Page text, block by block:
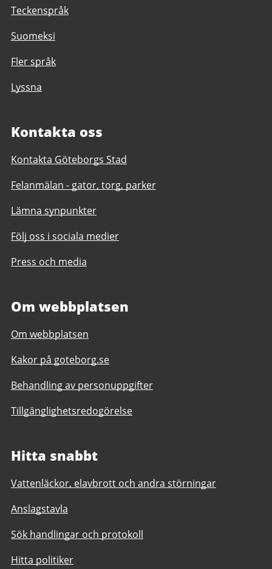
Teckenspråk
Suomeksi
Fler språk
Lyssna
Kontakta oss
Kontakta Göteborgs Stad
Felanmälan - gator, torg, parker
Lämna synpunkter
Följ oss i sociala medier
Press och media
Om webbplatsen
Om webbplatsen
Kakor på goteborg.se
Behandling av personuppgifter
Tillgänglighetsredogörelse
Hitta snabbt
Vattenläckor, elavbrott och andra störningar
Anslagstavla
Sök handlingar och protokoll
Hitta politiker